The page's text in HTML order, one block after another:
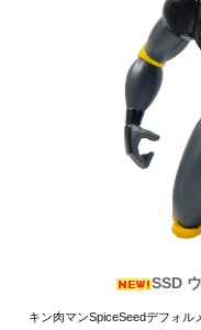
SSD
キン肉マンSpiceSeedデフォル